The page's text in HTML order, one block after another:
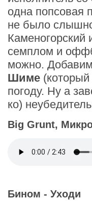
одна попсовая
не было
семплом и
можно.
Шиме (который
погоду. Ну а
ко)
Big Grunt,
Бином - Уходи